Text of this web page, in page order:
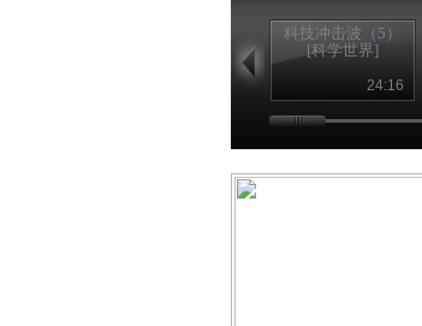
科技冲击波（5）
[科学世界]
24:16